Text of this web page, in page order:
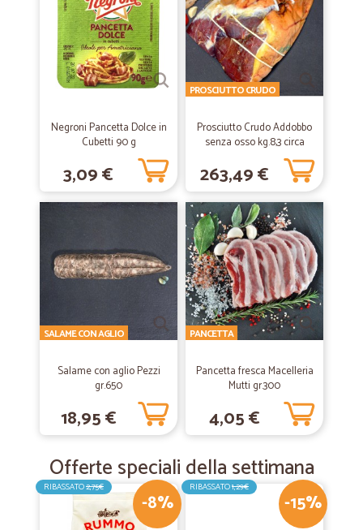
Negroni Pancetta Dolce in
Cubetti 90 g
3,09 €
Prosciutto Crudo Addobbo
senza osso kg.8,3 circa
stagionatura 24 mesi
PROSCIUTTO CRUDO
263,49 €
Salame con aglio Pezzi
gr.650
SALAME CON AGLIO
18,95 €
Pancetta fresca Macelleria
Mutti gr.300
PANCETTA
4,05 €
Offerte speciali della settimana
-8%
RIBASSATO2,75€
-15%
RIBASSATO1,29€